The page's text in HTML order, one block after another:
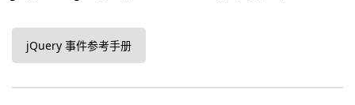
jQuery 事件参考手册